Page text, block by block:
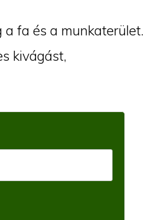
fa és a munkaterület.
kivágást,